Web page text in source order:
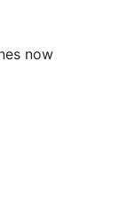
now